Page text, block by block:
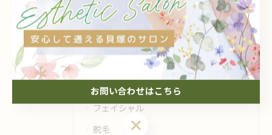
カテゴリー Categories
全てのカテゴリー
フェイシャル
脱毛
お問い合わせはこちら